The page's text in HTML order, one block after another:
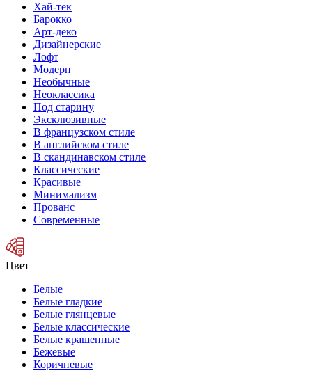
Хай-тек
Барокко
Арт-деко
Дизайнерские
Лофт
Модерн
Необычные
Неоклассика
Под старину
Эксклюзивные
В французском стиле
В английском стиле
В скандинавском стиле
Классические
Красивые
Минимализм
Прованс
Современные
Цвет
Белые
Белые гладкие
Белые глянцевые
Белые классические
Белые крашенные
Бежевые
Коричневые